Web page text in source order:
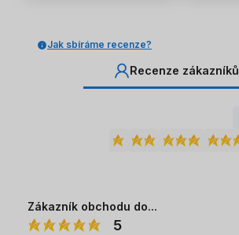
Jak sbíráme recenze?
Recenze zákazníků
Zákazník obchodu do...
5